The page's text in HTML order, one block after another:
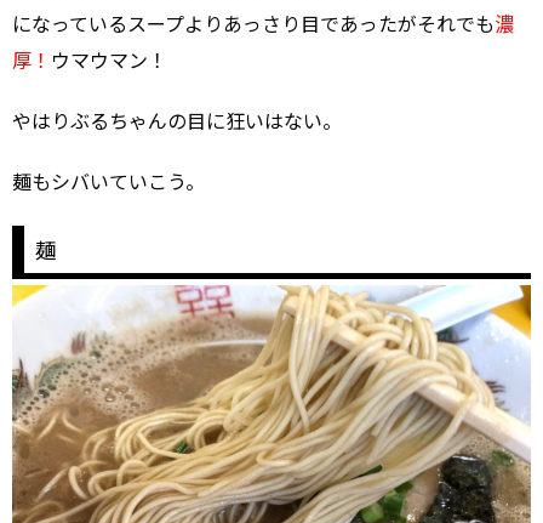
になっているスープよりあっさり目であったがそれでも濃
厚！ ウマウマン！
やはりぶるちゃんの目に狂いはない。
麺もシバいていこう。
麺